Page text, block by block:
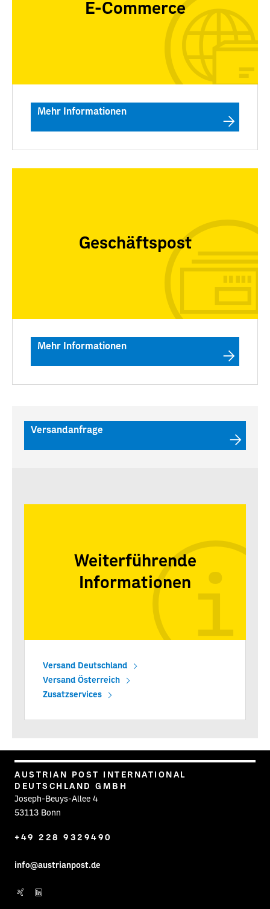
E-Commerce
Mehr Informationen
Geschäftspost
Mehr Informationen
Versandanfrage
Weiterführende
Informationen
Versand Deutschland
Versand Österreich
Zusatzservices
AUSTRIAN POST INTERNATIONAL
DEUTSCHLAND GMBH
Joseph-Beuys-Allee 4
53113 Bonn
+49 228 9329490
info@austrianpost.de
Post auf XING